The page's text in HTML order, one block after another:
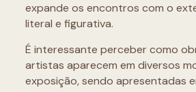
expande os encontros com o
literal e figurativa.
É interessante perceber como
artistas aparecem em diversos
exposição, sendo apresentadas